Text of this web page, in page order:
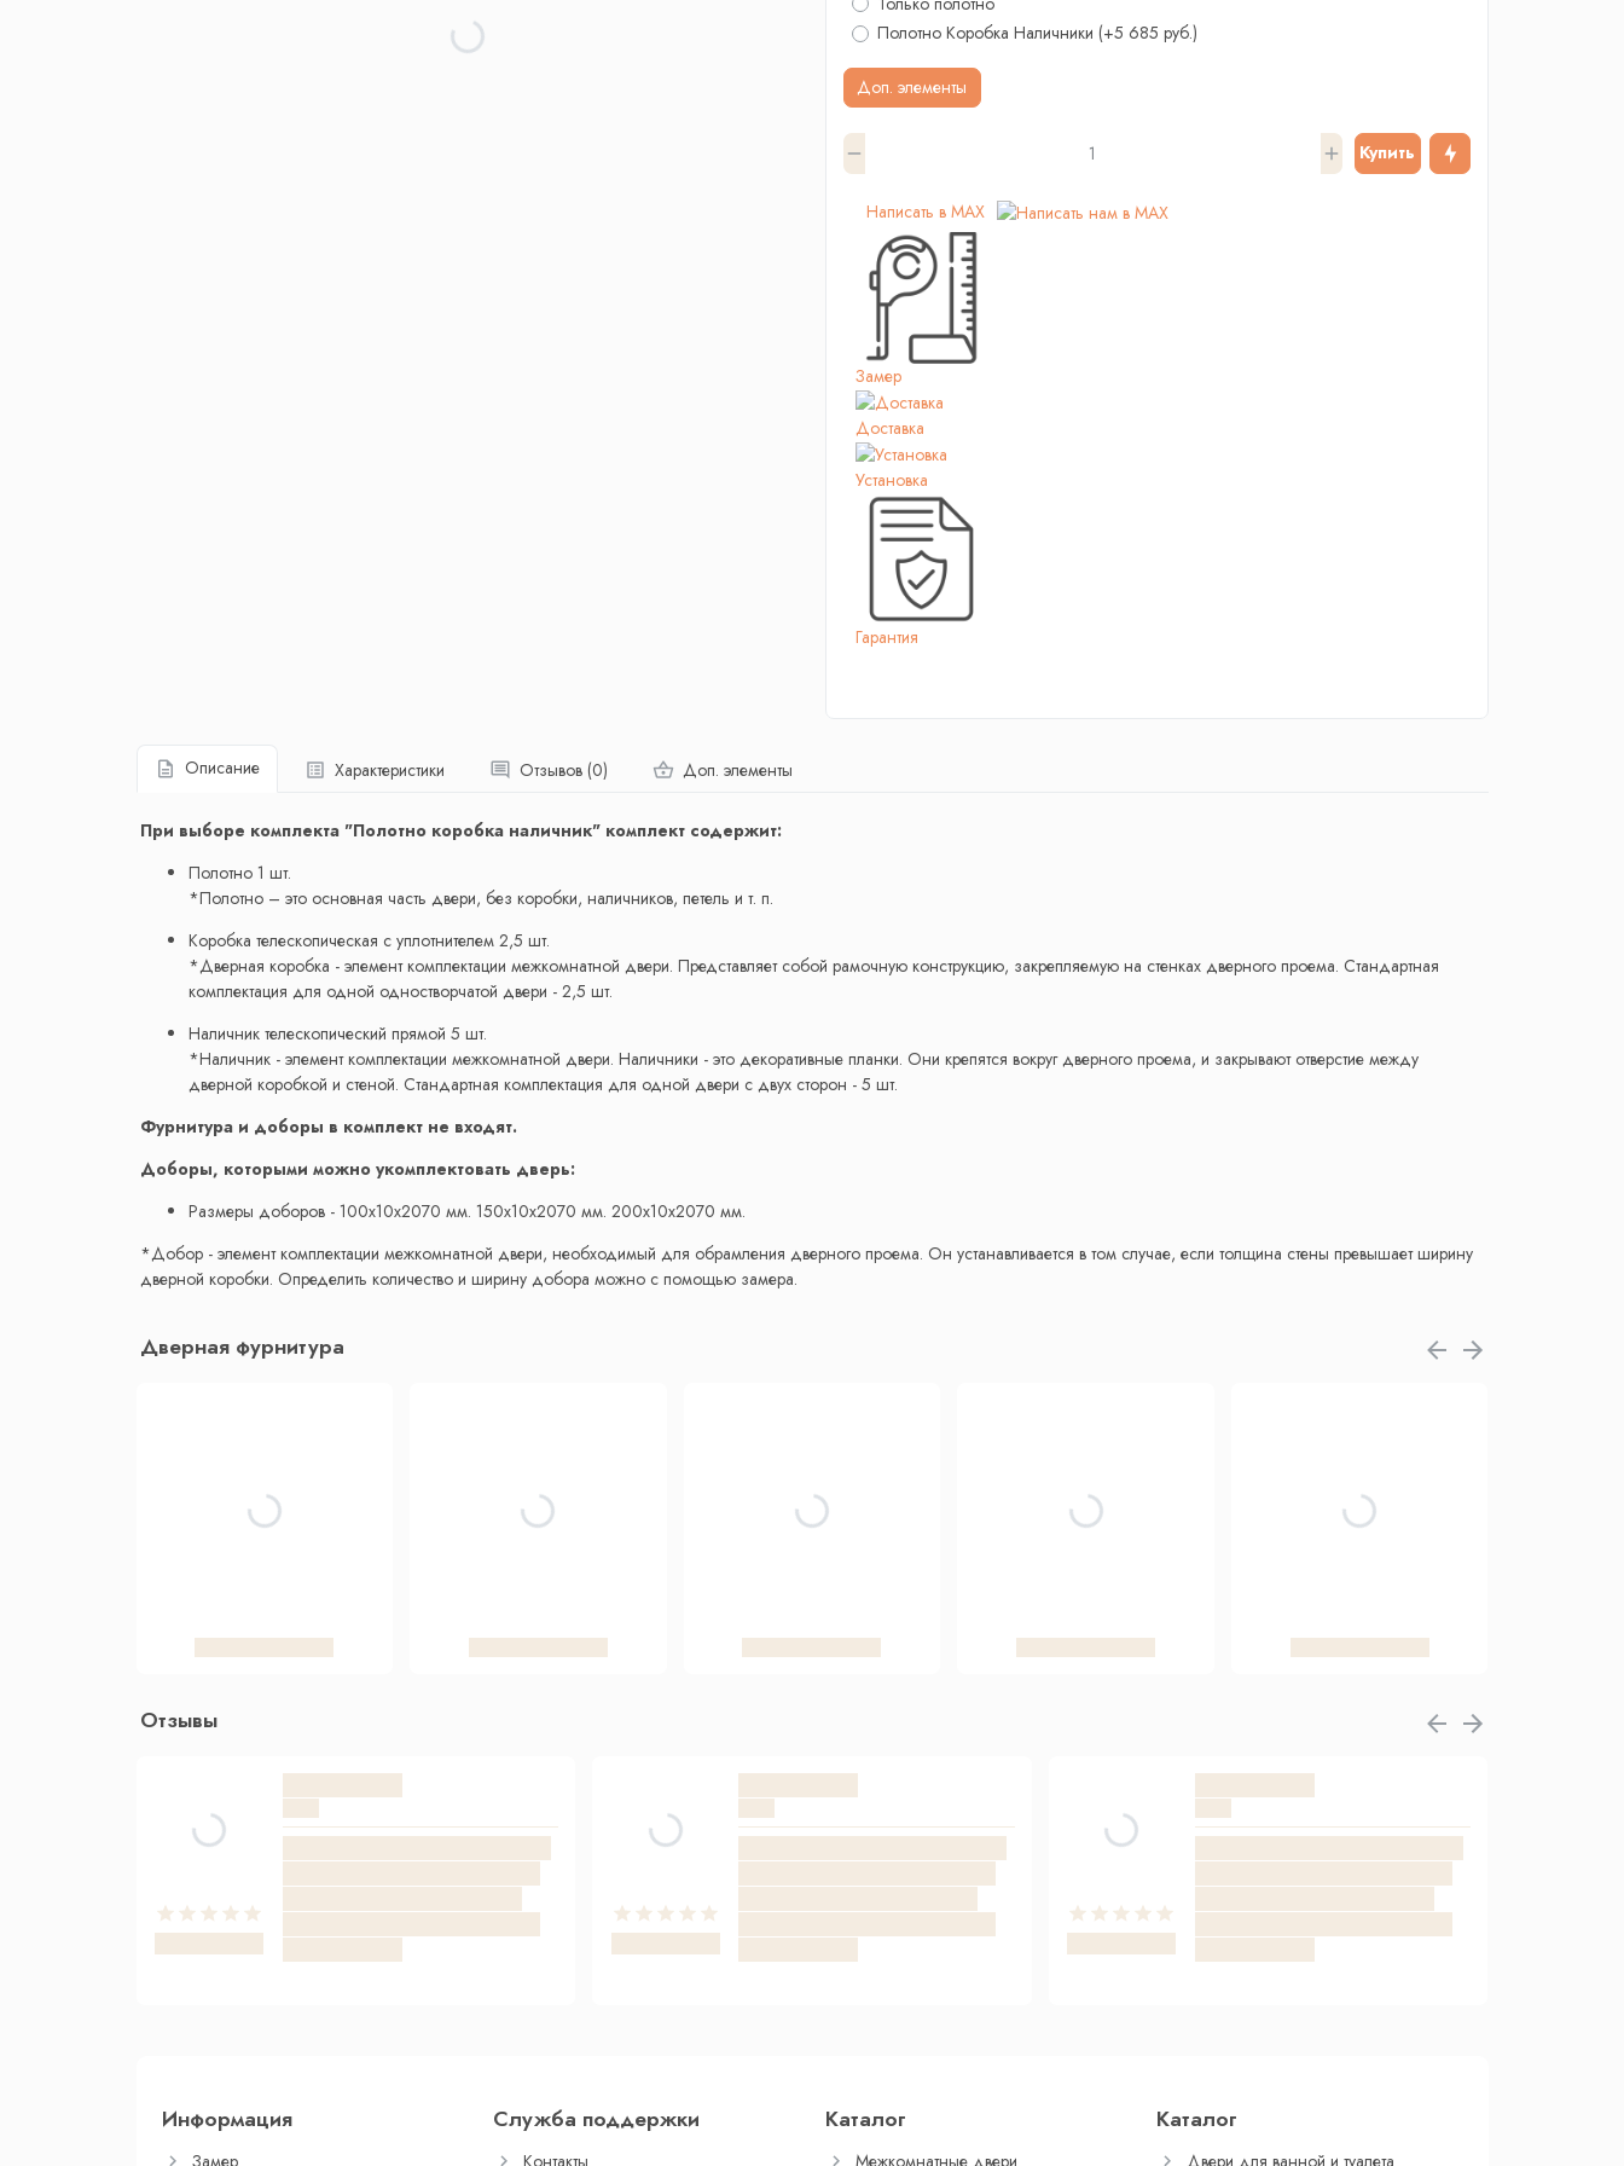
Полотно Коробка Наличники (+5 685 руб.)
Доп. элементы
Купить
Написать в MAX
Замер
Доставка
Установка
Гарантия
Описание Характеристики Отзывов (0) Доп. элементы
При выборе комплекта "Полотно коробка наличник" комплект содержит:
Полотно 1 шт.
*Полотно – это основная часть двери, без коробки, наличников, петель и т. п.
Коробка телескопическая с уплотнителем 2,5 шт.
*Дверная коробка - элемент комплектации межкомнатной двери. Представляет собой рамочную конструкцию, закрепляемую на стенках дверного проема. Стандартная
комплектация для одной одностворчатой двери - 2,5 шт.
Наличник телескопический прямой 5 шт.
*Наличник - элемент комплектации межкомнатной двери. Наличники - это декоративные планки. Они крепятся вокруг дверного проема, и закрывают отверстие между
дверной коробкой и стеной. Стандартная комплектация для одной двери с двух сторон - 5 шт.
Фурнитура и доборы в комплект не входят.
Доборы, которыми можно укомплектовать дверь:
Размеры доборов - 100x10х2070 мм. 150x10х2070 мм. 200x10х2070 мм.
*Добор - элемент комплектации межкомнатной двери, необходимый для обрамления дверного проема. Он устанавливается в том случае, если толщина стены превышает ширину
дверной коробки. Определить количество и ширину добора можно с помощью замера.
Дверная фурнитура
Отзывы
Информация
Замер
Служба поддержки
Контакты
Каталог
Межкомнатные двери
Каталог
Двери для ванной и туалета